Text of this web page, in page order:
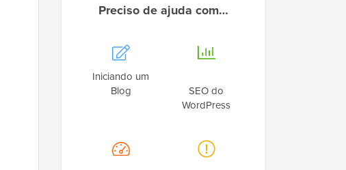
Preciso de ajuda com…
Iniciando um
Blog
SEO do
WordPress